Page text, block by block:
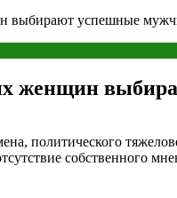
выбирают успешные
женщин
политического
собственного